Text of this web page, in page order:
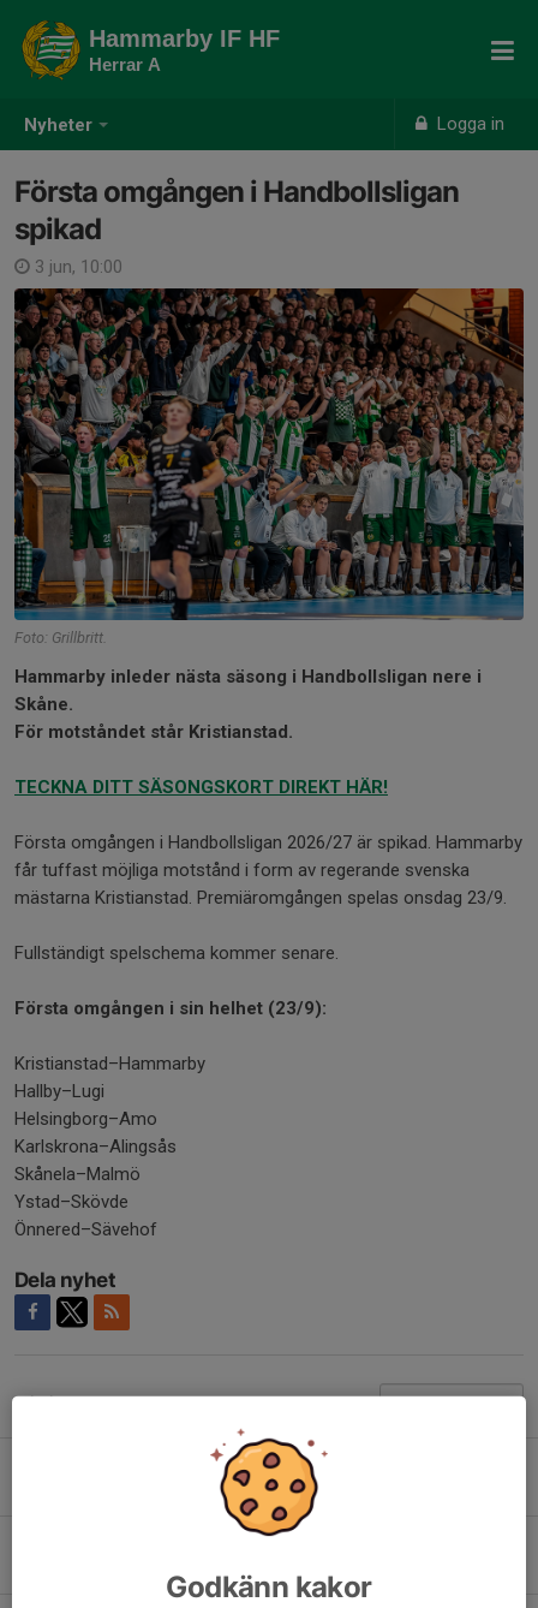
Nyheter Logga in
Hammarby IF HF
Herrar A
Första omgången i Handbollsligan
spikad
3 jun, 10:00
Foto: Grillbritt.
Hammarby inleder nästa säsong i Handbollsligan nere i
Skåne.
För motståndet står Kristianstad.
TECKNA DITT SÄSONGSKORT DIREKT HÄR!
Första omgången i Handbollsligan 2026/27 är spikad. Hammarby
får tuffast möjliga motstånd i form av regerande svenska
mästarna Kristianstad. Premiäromgången spelas onsdag 23/9.
Fullständigt spelschema kommer senare.
Första omgången i sin helhet (23/9):
Kristianstad–Hammarby
Hallby–Lugi
Helsingborg–Amo
Karlskrona–Alingsås
Skånela–Malmö
Ystad–Skövde
Önnered–Sävehof
Dela nyhet
Tidigare nyheter
Spikade dagar och tider för Svenska cupen
Robin Järling Sanderhem tillbaka!
Godkänn kakor